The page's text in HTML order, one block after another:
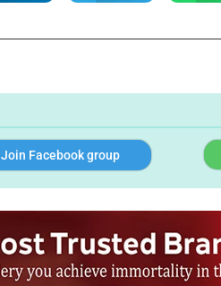
Join Facebook group